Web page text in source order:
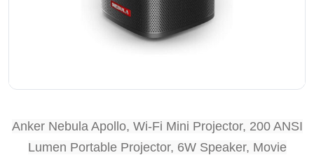
Anker Nebula Apollo, Wi-Fi Mini Projector, 200 ANSI
Lumen Portable Projector, 6W Speaker, Movie